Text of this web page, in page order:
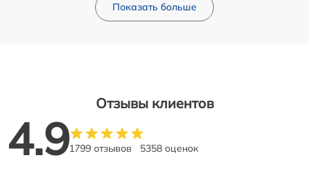
Показать больше
Отзывы клиентов
4.91799 отзывов 5358 оценок